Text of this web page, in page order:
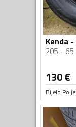
205 65
130€
Bijelo Polje